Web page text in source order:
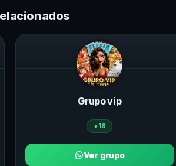
Grupo vip
+18
Ver grupo